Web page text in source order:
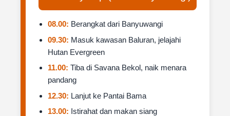
08.00: Berangkat dari Banyuwangi
09.30: Masuk kawasan Baluran, jelajahi
Hutan Evergreen
11.00: Tiba di Savana Bekol, naik menara
pandang
12.30: Lanjut ke Pantai Bama
13.00: Istirahat dan makan siang